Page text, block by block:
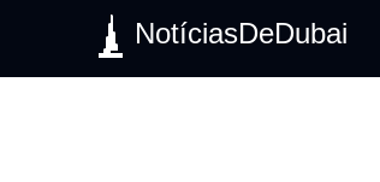
NotíciasDeDubai